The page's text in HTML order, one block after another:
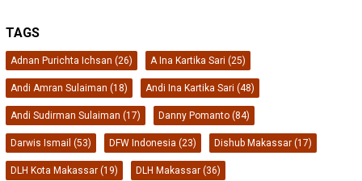
TAGS
Adnan Purichta Ichsan (26) A Ina Kartika Sari (25)
Andi Amran Sulaiman (18) Andi Ina Kartika Sari (48)
Andi Sudirman Sulaiman (17) Danny Pomanto (84)
Darwis Ismail (53) DFW Indonesia (23) Dishub Makassar (17)
DLH Kota Makassar (19) DLH Makassar (36)